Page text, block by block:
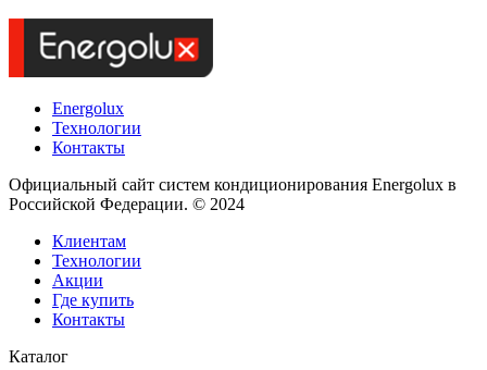
Energolux
Технологии
Контакты
Официальный сайт систем кондиционирования Energolux в
Российской Федерации. © 2024
Клиентам
Технологии
Акции
Где купить
Контакты
Каталог